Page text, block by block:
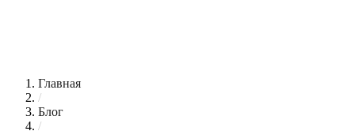
Главная
/
Блог
/